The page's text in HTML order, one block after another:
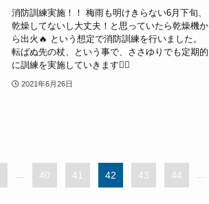
消防訓練実施！！ 梅雨も明けきらない6月下旬、
乾燥してないし大丈夫！と思っていたら乾燥機か
ら出火🔥 という想定で消防訓練を行いました。
転ばぬ先の杖、という事で、ささゆりでも定期的
に訓練を実施していきます👨‍✈️
2021年6月26日
... 40 41 42 43 44 ...